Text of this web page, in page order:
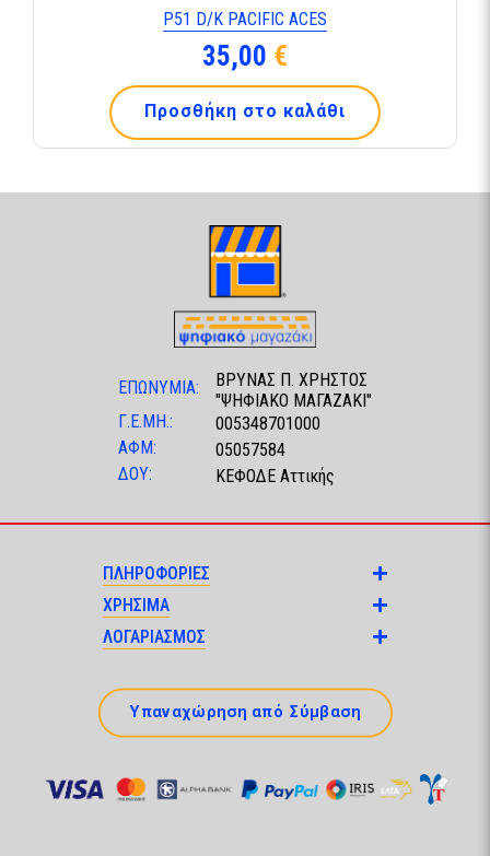
Ρ51 D/K PACIFIC ACES
35,00 €
Προσθήκη στο καλάθι
ΕΠΩΝΥΜΙΑ:
ΒΡΥΝΑΣ Π. ΧΡΗΣΤΟΣ
"ΨΗΦΙΑΚΟ ΜΑΓΑΖΑΚΙ"
Γ.Ε.ΜΗ.:
005348701000
ΑΦΜ:
05057584
ΔΟΥ:
ΚΕΦΟΔΕ Αττικής
ΠΛΗΡΟΦΟΡΙΕΣ
ΧΡΗΣΙΜΑ
ΛΟΓΑΡΙΑΣΜΟΣ
Υπαναχώρηση από Σύμβαση